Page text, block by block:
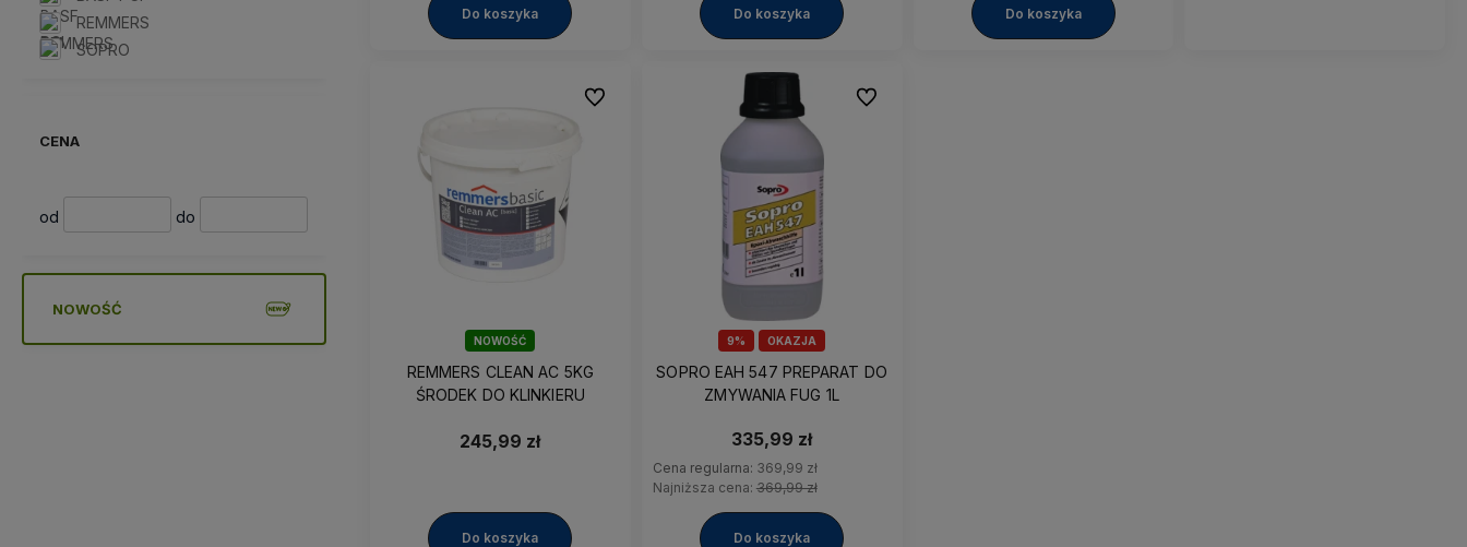
REMMERS
SOPRO
CENA
od do
NOWOŚĆ
Do koszyka Do koszyka Do koszyka
NOWOŚĆ
REMMERS CLEAN AC 5KG
ŚRODEK DO KLINKIERU
245,99 zł
Do koszyka
Do ulubionych
9% OKAZJA
SOPRO EAH 547 PREPARAT DO
ZMYWANIA FUG 1L
335,99 zł
Cena regularna: 369,99 zł
Najniższa cena: 369,99 zł
Do koszyka
Do ulubionych